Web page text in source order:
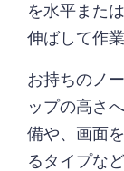
を水平また
伸ばして作
お持ちのノ
ップの高さ
備や、画面
るタイプな